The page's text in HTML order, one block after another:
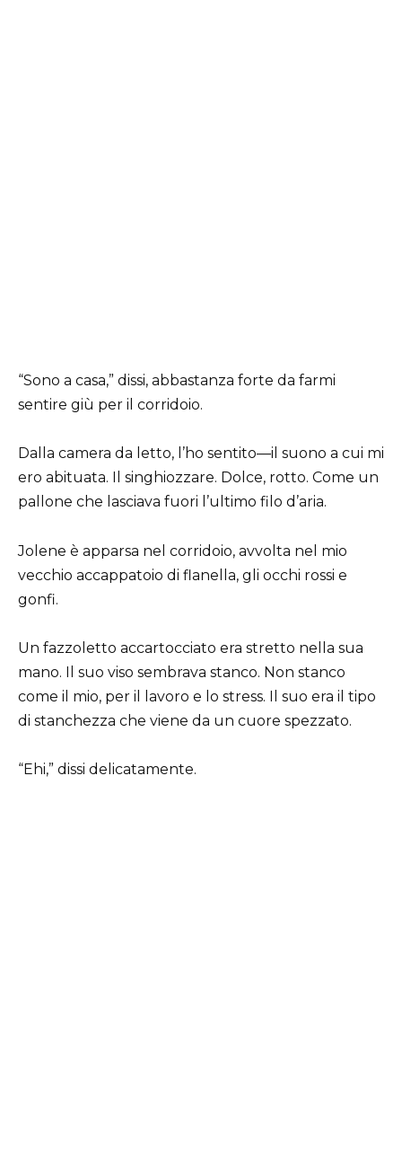
“Sono a casa,” dissi, abbastanza forte da farmi
sentire giù per il corridoio.
Dalla camera da letto, l’ho sentito—il suono a cui mi
ero abituata. Il singhiozzare. Dolce, rotto. Come un
pallone che lasciava fuori l’ultimo filo d’aria.
Jolene è apparsa nel corridoio, avvolta nel mio
vecchio accappatoio di flanella, gli occhi rossi e
gonfi.
Un fazzoletto accartocciato era stretto nella sua
mano. Il suo viso sembrava stanco. Non stanco
come il mio, per il lavoro e lo stress. Il suo era il tipo
di stanchezza che viene da un cuore spezzato.
“Ehi,” dissi delicatamente.